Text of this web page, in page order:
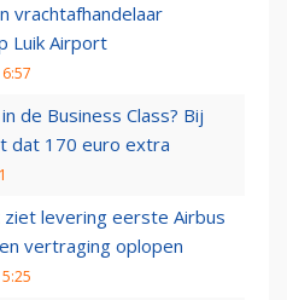
vrachtafhandelaar
Luik Airport
de Business Class? Bij
dat 170 euro extra
ziet levering eerste Airbus
vertraging oplopen